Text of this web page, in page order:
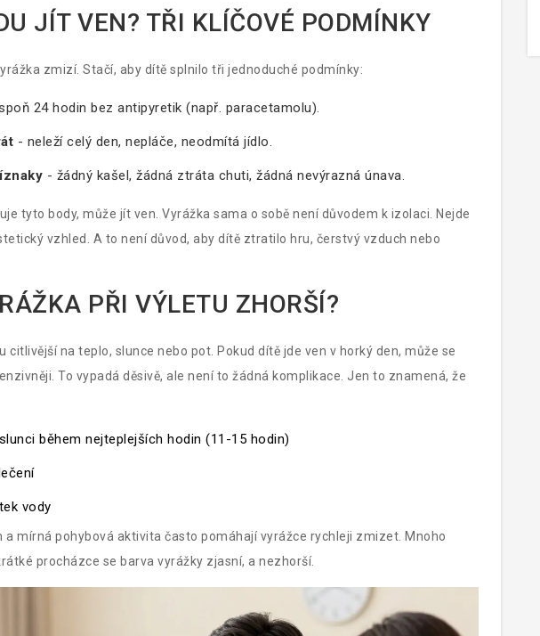
JÍT VEN? TŘI KLÍČOVÉ PODMÍNKY
zmizí. Stačí, aby dítě splnilo tři jednoduché podmínky:
24 hodin bez antipyretik (např. paracetamolu).
- neleží celý den, nepláče, neodmítá jídlo.
- žádný kašel, žádná ztráta chuti, žádná nevýrazná únava.
tyto body, může jít ven. Vyrážka sama o sobě není důvodem k izolaci. Nejde
vzhled. A to není důvod, aby dítě ztratilo hru, čerstvý vzduch nebo
PŘI VÝLETU ZHORŠÍ?
citlivější na teplo, slunce nebo pot. Pokud dítě jde ven v horký den, může se
To vypadá děsivě, ale není to žádná komplikace. Jen to znamená, že
během nejteplejších hodin (11-15 hodin)
vody
a mírná pohybová aktivita často pomáhají vyrážce rychleji zmizet. Mnoho
procházce se barva vyrážky zjasní, a nezhorší.